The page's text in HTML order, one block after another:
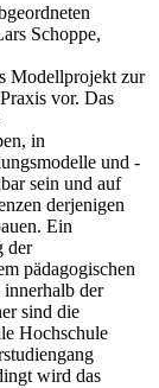
Schoppe,
Modellprojekt zur
vor. Das
in
und -
sein und auf
derjenigen
Ein
der
pädagogischen
der
sind die
Hochschule
wird das